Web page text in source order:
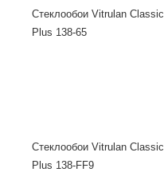
Стеклообои Vitrulan Classic
Plus 138-65
Стеклообои Vitrulan Classic
Plus 138-FF9